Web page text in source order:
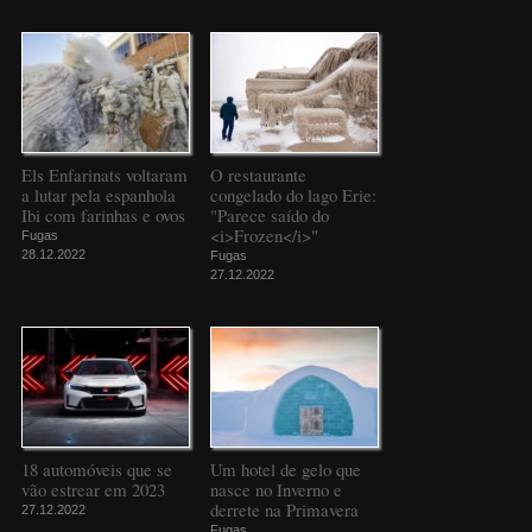
Els Enfarinats voltaram
a lutar pela espanhola
Ibi com farinhas e ovos
Fugas
28.12.2022
O restaurante
congelado do lago Erie:
"Parece saído do
<i>Frozen</i>"
Fugas
27.12.2022
18 automóveis que se
vão estrear em 2023
27.12.2022
Um hotel de gelo que
nasce no Inverno e
derrete na Primavera